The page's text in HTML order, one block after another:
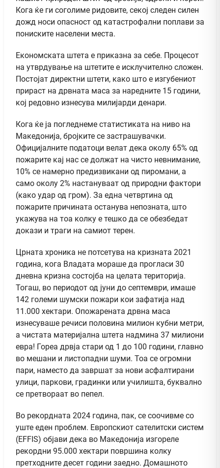
Кога ќе ги соголиме ридовите, секој следен силен
дожд носи опасност од катастрофални поплави за
пониските населени места.
Економската штета е приказна за себе. Процесот
на утврдување на штетите е исклучително сложен.
Постојат директни штети, како што е изгубениот
прираст на дрвната маса за наредните 15 години,
кој редовно изнесува милијарди денари.
Кога ќе ја погледнеме статистиката на ниво на
Македонија, бројките се застрашувачки.
Официјалните податоци велат дека околу 65% од
пожарите кај нас се должат на чисто невнимание,
10% се намерно предизвикани од пиромани, а
само околу 2% настануваат од природни фактори
(како удар од гром). За една четвртина од
пожарите причината останува непозната, што
укажува на тоа колку е тешко да се обезбедат
докази и траги на самиот терен.
Црната хроника не потсетува на кризната 2021
година, кога Владата мораше да прогласи 30
дневна кризна состојба на целата територија.
Тогаш, во периодот од јуни до септември, имаше
142 големи шумски пожари кои зафатија над
11.000 хектари. Опожарената дрвна маса
изнесуваше речиси половина милион кубни метри,
а чистата материјална штета надмина 37 милиони
евра! Гореа дрвја стари од 1 до 100 години, главно
во мешани и листопадни шуми. Тоа се огромни
пари, наместо да завршат за нови асфалтирани
улици, паркови, градинки или училишта, буквално
се претвораат во пепел.
Во рекордната 2024 година, пак, се соочивме со
уште еден проблем. Европскиот сателитски систем
(EFFIS) објави дека во Македонија изгореле
рекордни 95.000 хектари површина колку
претходните десет години заедно. Домашното